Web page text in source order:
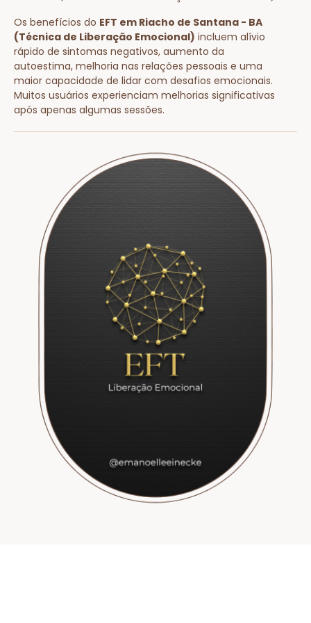
Os benefícios do EFT em Riacho de Santana - BA
(Técnica de Liberação Emocional) incluem alívio
rápido de sintomas negativos, aumento da
autoestima, melhoria nas relações pessoais e uma
maior capacidade de lidar com desafios emocionais.
Muitos usuários experienciam melhorias significativas
após apenas algumas sessões.